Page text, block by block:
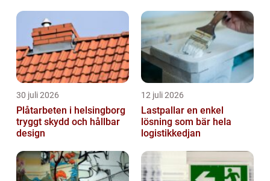
30 juli 2026
Plåtarbeten i helsingborg
tryggt skydd och hållbar
design
12 juli 2026
Lastpallar en enkel
lösning som bär hela
logistikkedjan